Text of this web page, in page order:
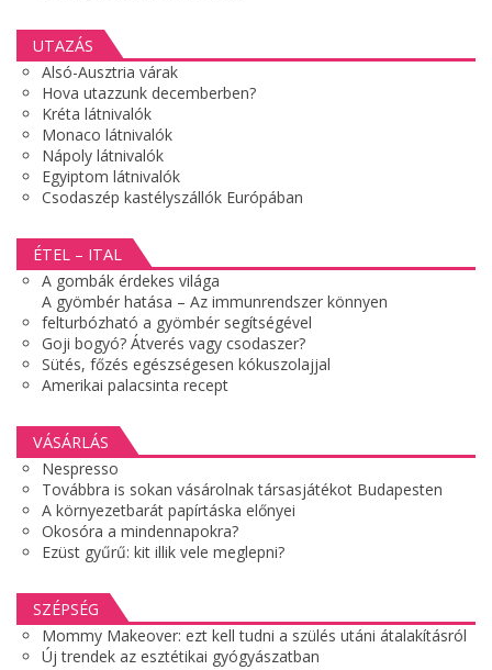
UTAZÁS
Alsó-Ausztria várak
Hova utazzunk decemberben?
Kréta látnivalók
Monaco látnivalók
Nápoly látnivalók
Egyiptom látnivalók
Csodaszép kastélyszállók Európában
ÉTEL – ITAL
A gombák érdekes világa
A gyömbér hatása – Az immunrendszer könnyen
felturbózható a gyömbér segítségével
Goji bogyó? Átverés vagy csodaszer?
Sütés, főzés egészségesen kókuszolajjal
Amerikai palacsinta recept
VÁSÁRLÁS
Nespresso
Továbbra is sokan vásárolnak társasjátékot Budapesten
A környezetbarát papírtáska előnyei
Okosóra a mindennapokra?
Ezüst gyűrű: kit illik vele meglepni?
SZÉPSÉG
Mommy Makeover: ezt kell tudni a szülés utáni átalakításról
Új trendek az esztétikai gyógyászatban